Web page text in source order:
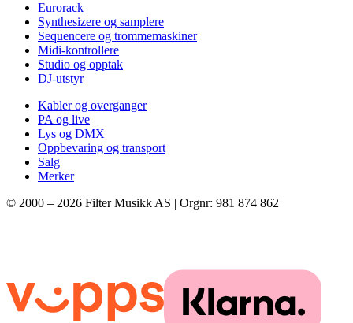
Eurorack
Synthesizere og samplere
Sequencere og trommemaskiner
Midi-kontrollere
Studio og opptak
DJ-utstyr
Kabler og overganger
PA og live
Lys og DMX
Oppbevaring og transport
Salg
Merker
© 2000 – 2026 Filter Musikk AS | Orgnr: 981 874 862